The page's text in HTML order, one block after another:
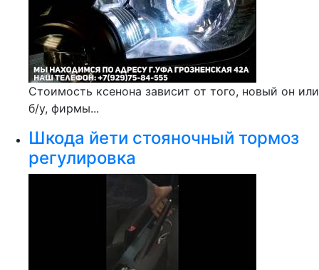
Стоимость ксенона зависит от того, новый он или
б/у, фирмы...
Шкода йети стояночный тормоз
регулировка